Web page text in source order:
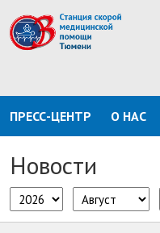
ПРЕСС-ЦЕНТР О НАС
Новости